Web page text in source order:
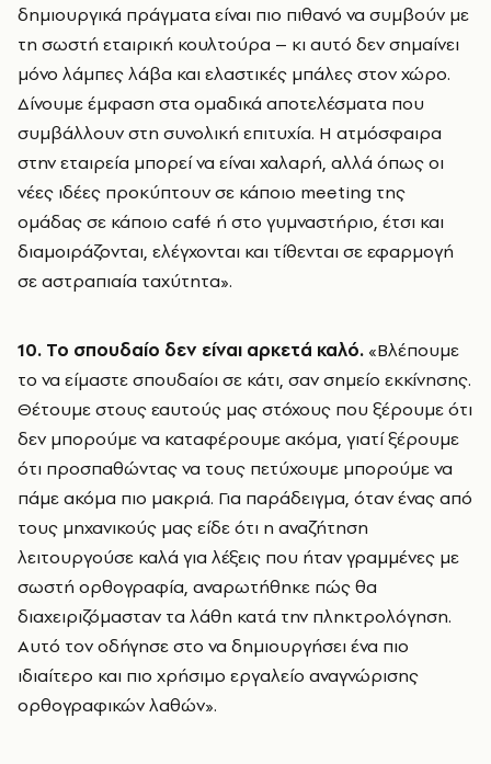
δημιουργικά πράγματα είναι πιο πιθανό να συμβούν με
τη σωστή εταιρική κουλτούρα – κι αυτό δεν σημαίνει
μόνο λάμπες λάβα και ελαστικές μπάλες στον χώρο.
Δίνουμε έμφαση στα ομαδικά αποτελέσματα που
συμβάλλουν στη συνολική επιτυχία. Η ατμόσφαιρα
στην εταιρεία μπορεί να είναι χαλαρή, αλλά όπως οι
νέες ιδέες προκύπτουν σε κάποιο meeting της
ομάδας σε κάποιο café ή στο γυμναστήριο, έτσι και
διαμοιράζονται, ελέγχονται και τίθενται σε εφαρμογή
σε αστραπιαία ταχύτητα».
10. Το σπουδαίο δεν είναι αρκετά καλό. «Βλέπουμε
το να είμαστε σπουδαίοι σε κάτι, σαν σημείο εκκίνησης.
Θέτουμε στους εαυτούς μας στόχους που ξέρουμε ότι
δεν μπορούμε να καταφέρουμε ακόμα, γιατί ξέρουμε
ότι προσπαθώντας να τους πετύχουμε μπορούμε να
πάμε ακόμα πιο μακριά. Για παράδειγμα, όταν ένας από
τους μηχανικούς μας είδε ότι η αναζήτηση
λειτουργούσε καλά για λέξεις που ήταν γραμμένες με
σωστή ορθογραφία, αναρωτήθηκε πώς θα
διαχειριζόμασταν τα λάθη κατά την πληκτρολόγηση.
Αυτό τον οδήγησε στο να δημιουργήσει ένα πιο
ιδιαίτερο και πιο χρήσιμο εργαλείο αναγνώρισης
ορθογραφικών λαθών».